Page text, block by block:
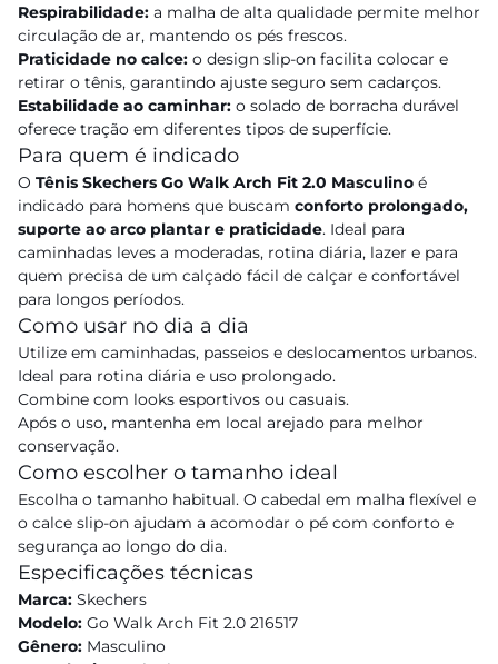
Respirabilidade: a malha de alta qualidade permite melhor
circulação de ar, mantendo os pés frescos.
Praticidade no calce: o design slip-on facilita colocar e
retirar o tênis, garantindo ajuste seguro sem cadarços.
Estabilidade ao caminhar: o solado de borracha durável
oferece tração em diferentes tipos de superfície.
Para quem é indicado
O Tênis Skechers Go Walk Arch Fit 2.0 Masculino é
indicado para homens que buscam conforto prolongado,
suporte ao arco plantar e praticidade. Ideal para
caminhadas leves a moderadas, rotina diária, lazer e para
quem precisa de um calçado fácil de calçar e confortável
para longos períodos.
Como usar no dia a dia
Utilize em caminhadas, passeios e deslocamentos urbanos.
Ideal para rotina diária e uso prolongado.
Combine com looks esportivos ou casuais.
Após o uso, mantenha em local arejado para melhor
conservação.
Como escolher o tamanho ideal
Escolha o tamanho habitual. O cabedal em malha flexível e
o calce slip-on ajudam a acomodar o pé com conforto e
segurança ao longo do dia.
Especificações técnicas
Marca: Skechers
Modelo: Go Walk Arch Fit 2.0 216517
Gênero: Masculino